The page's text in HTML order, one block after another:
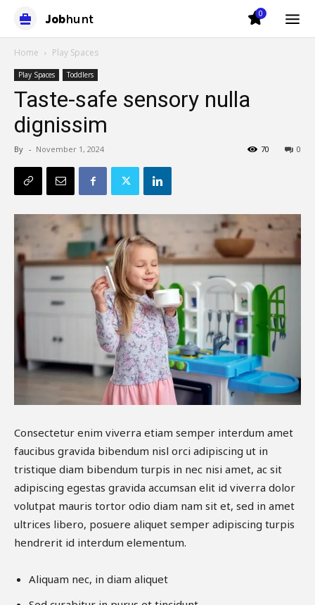
Jobhunt 0
Home Play Spaces
Play Spaces Toddlers
Taste-safe sensory nulla
dignissim
By - November 1, 2024 0
70
Consectetur enim viverra etiam semper interdum amet
faucibus gravida bibendum nisl orci adipiscing ut in
tristique diam bibendum turpis in nec nisi amet, ac sit
adipiscing egestas gravida accumsan elit id viverra dolor
volutpat mauris tortor odio diam nam sit et, sed in amet
ultrices libero, posuere aliquet semper adipiscing turpis
hendrerit id interdum elementum.
Aliquam nec, in diam aliquet